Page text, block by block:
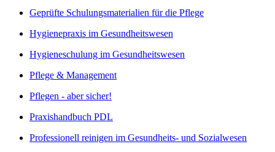
Geprüfte Schulungsmaterialien für die Pflege
Hygienepraxis im Gesundheitswesen
Hygieneschulung im Gesundheitswesen
Pflege & Management
Pflegen - aber sicher!
Praxishandbuch PDL
Professionell reinigen im Gesundheits- und Sozialwesen